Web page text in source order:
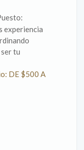
experiencia
tu
DE $500 A